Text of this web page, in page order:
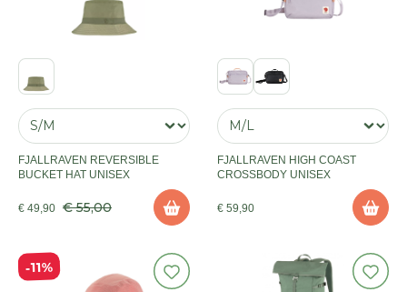
FJALLRAVEN REVERSIBLE
BUCKET HAT UNISEX
€ 49,90 € 55,00
FJALLRAVEN HIGH COAST
CROSSBODY UNISEX
€ 59,90
11%